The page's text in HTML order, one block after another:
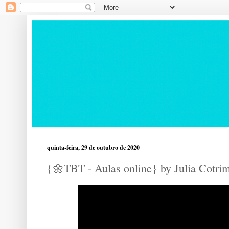
quinta-feira, 29 de outubro de 2020
{🌼TBT - Aulas online} by Julia